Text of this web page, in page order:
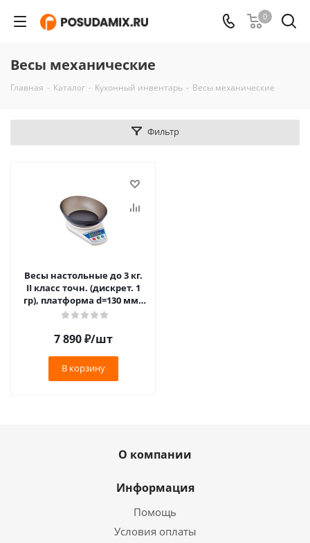
0
Весы механические
Главная - Каталог - Кухонный инвентарь - Весы механические
Фильтр
Весы настольные до 3 кг.
II класс точн. (дискрет. 1
гр), платформа d=130 мм.,
со съемкой чашей Tellier
7 890₽/шт
В корзину
О компании
Информация
Помощь
Условия оплаты